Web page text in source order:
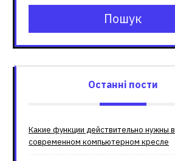
Пошук
Останні пости
Какие функции действительно нужны в
современном компьютерном кресле